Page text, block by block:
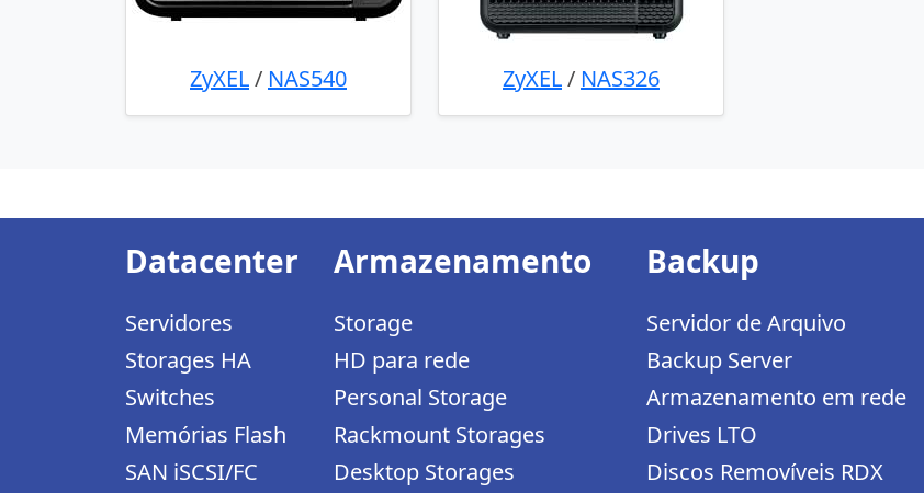
ZyXEL/ NAS540 ZyXEL/ NAS326
Datacenter
Servidores
Storages HA
Switches
Memórias Flash
SAN iSCSI/FC
Armazenamento
Storage
HD para rede
Personal Storage
Rackmount Storages
Desktop Storages
Backup
Servidor de Arquivo
Backup Server
Armazenamento em rede
Drives LTO
Discos Removíveis RDX